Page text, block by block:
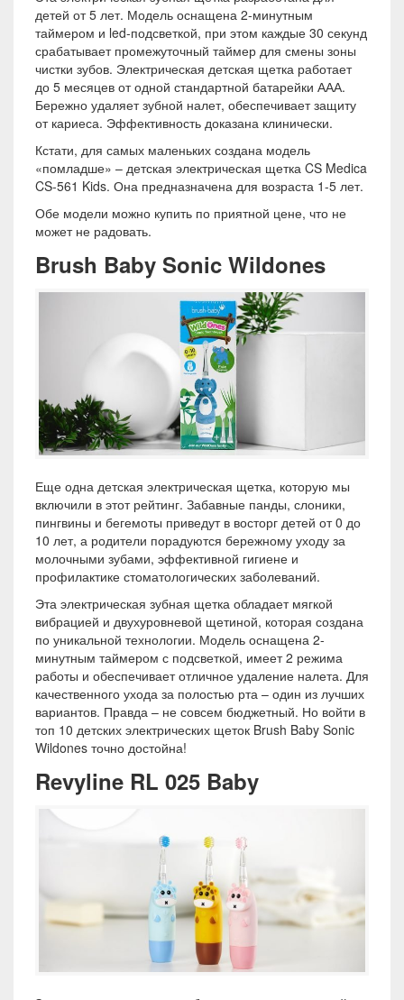
детей от 5 лет. Модель оснащена 2-минутным
таймером и led-подсветкой, при этом каждые 30 секунд
срабатывает промежуточный таймер для смены зоны
чистки зубов. Электрическая детская щетка работает
до 5 месяцев от одной стандартной батарейки ААА.
Бережно удаляет зубной налет, обеспечивает защиту
от кариеса. Эффективность доказана клинически.
Кстати, для самых маленьких создана модель
«помладше» – детская электрическая щетка CS Medica
CS-561 Kids. Она предназначена для возраста 1-5 лет.
Обе модели можно купить по приятной цене, что не
может не радовать.
Brush Baby Sonic Wildones
Еще одна детская электрическая щетка, которую мы
включили в этот рейтинг. Забавные панды, слоники,
пингвины и бегемоты приведут в восторг детей от 0 до
10 лет, а родители порадуются бережному уходу за
молочными зубами, эффективной гигиене и
профилактике стоматологических заболеваний.
Эта электрическая зубная щетка обладает мягкой
вибрацией и двухуровневой щетиной, которая создана
по уникальной технологии. Модель оснащена 2-
минутным таймером с подсветкой, имеет 2 режима
работы и обеспечивает отличное удаление налета. Для
качественного ухода за полостью рта – один из лучших
вариантов. Правда – не совсем бюджетный. Но войти в
топ 10 детских электрических щеток Brush Baby Sonic
Wildones точно достойна!
Revyline RL 025 Baby